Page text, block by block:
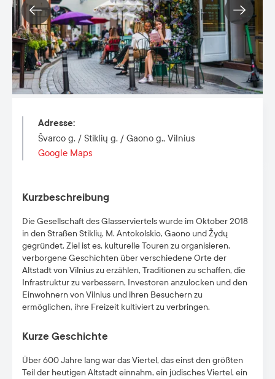
Kurzbeschreibung
Die Gesellschaft des Glasserviertels wurde im Oktober 2018
in den Straßen Stiklių, M. Antokolskio, Gaono und Žydų
gegründet. Ziel ist es, kulturelle Touren zu organisieren,
verborgene Geschichten über verschiedene Orte der
Altstadt von Vilnius zu erzählen, Traditionen zu schaffen, die
Infrastruktur zu verbessern, Investoren anzulocken und den
Einwohnern von Vilnius und ihren Besuchern zu
ermöglichen, ihre Freizeit kultiviert zu verbringen.
Kurze Geschichte
Über 600 Jahre lang war das Viertel, das einst den größten
Teil der heutigen Altstadt einnahm, ein jüdisches Viertel, ein
Adresse:
Švarco g. / Stiklių g. / Gaono g., Vilnius
Google Maps